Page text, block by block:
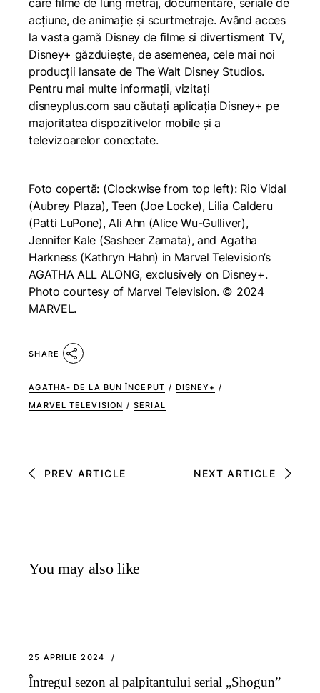
care filme de lung metraj, documentare, seriale de
acțiune, de animație și scurtmetraje. Având acces
la vasta gamă Disney de filme si divertisment TV,
Disney+ găzduiește, de asemenea, cele mai noi
producții lansate de The Walt Disney Studios.
Pentru mai multe informații, vizitați
disneyplus.com sau căutați aplicația Disney+ pe
majoritatea dispozitivelor mobile și a
televizoarelor conectate.
Foto copertă: (Clockwise from top left): Rio Vidal
(Aubrey Plaza), Teen (Joe Locke), Lilia Calderu
(Patti LuPone), Ali Ahn (Alice Wu-Gulliver),
Jennifer Kale (Sasheer Zamata), and Agatha
Harkness (Kathryn Hahn) in Marvel Television’s
AGATHA ALL ALONG, exclusively on Disney+.
Photo courtesy of Marvel Television. © 2024
MARVEL.
SHARE
AGATHA- DE LA BUN ÎNCEPUT / DISNEY+ /
MARVEL TELEVISION / SERIAL
PREV ARTICLE NEXT ARTICLE
You may also like
25 APRILIE 2024
Întregul sezon al palpitantului serial „Shogun”